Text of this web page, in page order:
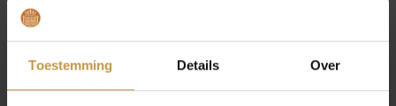
Toestemming Details Over
DEALER
JuweliersWebshop is officieel dealer van
Nomination sieraden. Wij bieden uitstekende